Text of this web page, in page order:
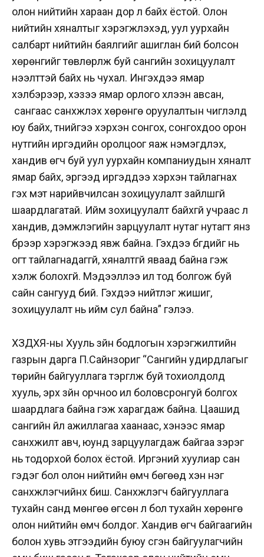
олон нийтийн хараан дор л байх ёстой. Олон
нийтийн хяналтыг хэрэгжүүлэхэд, уул уурхайн
салбарт нийтийн баялгийг ашиглан бий болсон
хөрөнгийг төвлөрүүлж буй сангийн зохицуулалт
нээлттэй байх нь чухал. Ингэхдээ ямар
хэлбэрээр, хэзээ ямар орлого хүлээн авсан,
сангаас санхүүжүүлэх хөрөнгө оруулалтын чиглэлүүд
юу байх, түүнийгээ хэрхэн сонгох, сонгохдоо орон
нутгийн иргэдийн оролцоог яаж нэмэгдүүлэх,
хандив өгч буй уул уурхайн компаниудын хяналт
ямар байх, эргээд иргэддээ хэрхэн тайлагнах
гэх мэт нарийвчилсан зохицуулалт зайлшгүй
шаардлагатай. Ийм зохицуулалт байхгүй учраас л
хандив, дэмжлэгийн зарцуулалт нутаг нутагт янз
бүрээр хэрэгжээд явж байна. Гэхдээ бүгдийг нь
огт тайлагнадаггүй, хяналтгүй яваад байна гэж
хэлж болохгүй. Мэдээллээ ил тод болгож буй
сайн сангууд бий. Гэхдээ нийтлэг жишиг,
зохицуулалт нь ийм сул байна” гэлээ.
ХЗДХЯ-ны Хууль зүйн бодлогын хэрэгжилтийн
газрын дарга П.Сайнзориг “Сангийн удирдлагыг
төрийн байгууллага тэргүүлж буй тохиолдолд
хууль, эрх зүйн орчноо илүү боловсронгуй болгох
шаардлага байна гэж харагдаж байна. Цаашид
сангийн үйл ажиллагаа хаанаас, хэнээс ямар
санхүүжилт авч, юунд зарцуулагдаж байгаа зэрэг
нь тодорхой болох ёстой. Иргэний хуулиар сан
гэдэг бол олон нийтийн өмч бөгөөд хэн нэг
санхүүжүүлэгчийнх биш. Санхүүжүүлэгч байгууллага
тухайн санд мөнгөө өгсөн л бол тухайн хөрөнгө
олон нийтийн өмч болдог. Хандив өгч байгаагийн
болон хувь этгээдийн буюу үүсгэн байгуулагчийн